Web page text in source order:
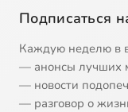
Подписаться
Каждую неделю в
— анонсы лучших
— новости
— разговор о